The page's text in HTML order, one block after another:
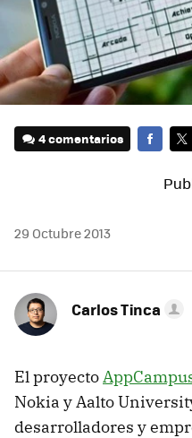
4 comentarios
29 Octubre 2013
Carlos Tinca
El proyecto
Nokia y Aalto
desarrolladores y